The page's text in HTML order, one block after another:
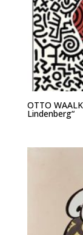
OTTO
Lindenberg“